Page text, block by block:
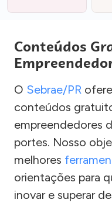
Conteúdos
O Sebrae/PR
conteúdos
empreendedores
portes. Nosso
melhores
orientações para
inovar e superar